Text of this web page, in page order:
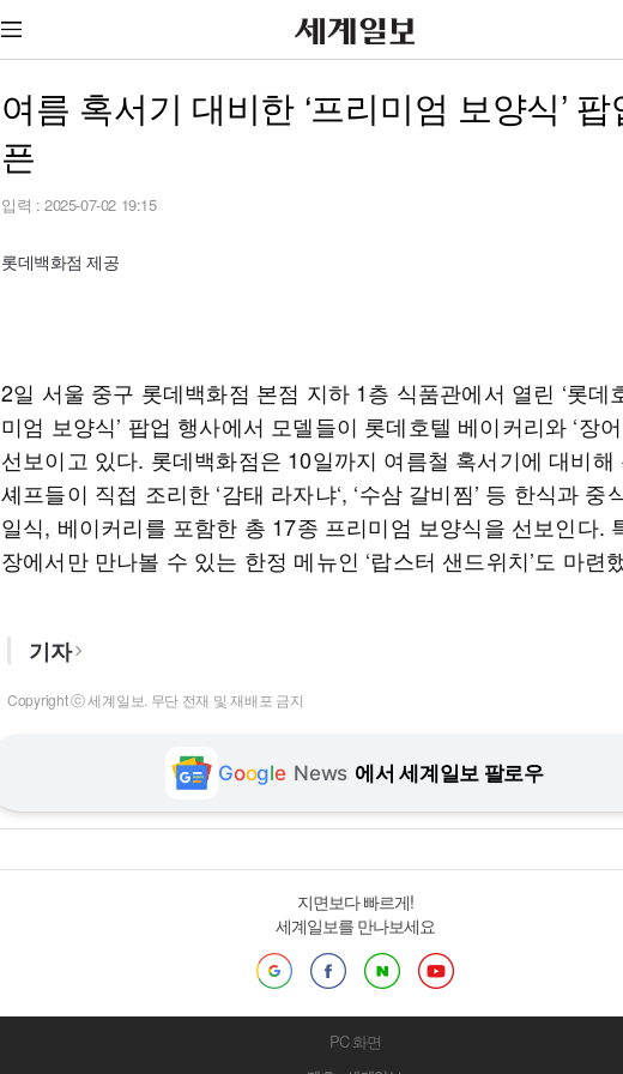
여름 혹서기 대비한 ‘프리미엄 보양식’
픈
입력 : 2025-07-02 19:15
롯데백화점 제공
2일 서울 중구 롯데백화점 본점 지하 1층 식품관에서 열린 ‘롯데
미엄 보양식’ 팝업 행사에서 모델들이 롯데호텔 베이커리와 ‘장
선보이고 있다. 롯데백화점은 10일까지 여름철 혹서기에 대비해
셰프들이 직접 조리한 ‘감태 라자냐‘, ‘수삼 갈비찜’ 등 한식과 중
일식, 베이커리를 포함한 총 17종 프리미엄 보양식을 선보인다.
장에서만 만나볼 수 있는 한정 메뉴인 ‘랍스터 샌드위치’도 마련
기자
Copyright ⓒ 세계일보. 무단 전재 및 재배포 금지
Google News 에서 세계일보 팔로우
지면보다 빠르게!
세계일보를 만나보세요
PC 화면